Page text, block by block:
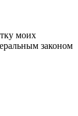
моих
законом